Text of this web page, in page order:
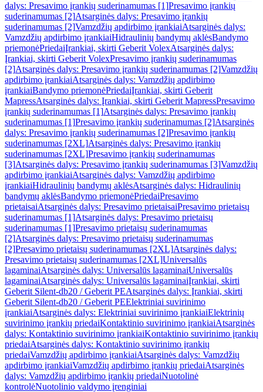
dalys: Presavimo įrankių suderinamumas [1]Presavimo įrankių
suderinamumas [2]Atsarginės dalys: Presavimo įrankių
suderinamumas [2]Vamzdžių apdirbimo įrankiaiAtsarginės dalys:
Vamzdžių apdirbimo įrankiaiHidraulinių bandymų aklėsBandymo
priemonėPriedaiĮrankiai, skirti Geberit VolexAtsarginės dalys:
Įrankiai, skirti Geberit VolexPresavimo įrankių suderinamumas
[2]Atsarginės dalys: Presavimo įrankių suderinamumas [2]Vamzdžių
apdirbimo įrankiaiAtsarginės dalys: Vamzdžių apdirbimo
įrankiaiBandymo priemonėPriedaiĮrankiai, skirti Geberit
MapressAtsarginės dalys: Įrankiai, skirti Geberit MapressPresavimo
įrankių suderinamumas [1]Atsarginės dalys: Presavimo įrankių
suderinamumas [1]Presavimo įrankių suderinamumas [2]Atsarginės
dalys: Presavimo įrankių suderinamumas [2]Presavimo įrankių
suderinamumas [2XL]Atsarginės dalys: Presavimo įrankių
suderinamumas [2XL]Presavimo įrankių suderinamumas
[3]Atsarginės dalys: Presavimo įrankių suderinamumas [3]Vamzdžių
apdirbimo įrankiaiAtsarginės dalys: Vamzdžių apdirbimo
įrankiaiHidraulinių bandymų aklėsAtsarginės dalys: Hidraulinių
bandymų aklėsBandymo priemonėPriedaiPresavimo
prietaisaiAtsarginės dalys: Presavimo prietaisaiPresavimo prietaisų
suderinamumas [1]Atsarginės dalys: Presavimo prietaisų
suderinamumas [1]Presavimo prietaisų suderinamumas
[2]Atsarginės dalys: Presavimo prietaisų suderinamumas
[2]Presavimo prietaisų suderinamumas [2XL]Atsarginės dalys:
Presavimo prietaisų suderinamumas [2XL]Universalūs
lagaminaiAtsarginės dalys: Universalūs lagaminaiUniversalūs
lagaminaiAtsarginės dalys: Universalūs lagaminaiĮrankiai, skirti
Geberit Silent-db20 / Geberit PEAtsarginės dalys: Įrankiai, skirti
Geberit Silent-db20 / Geberit PEElektriniai suvirinimo
įrankiaiAtsarginės dalys: Elektriniai suvirinimo įrankiaiElektrinių
suvirinimo įrankių priedaiKontaktinio suvirinimo įrankiaiAtsarginės
dalys: Kontaktinio suvirinimo įrankiaiKontaktinio suvirinimo įrankių
priedaiAtsarginės dalys: Kontaktinio suvirinimo įrankių
priedaiVamzdžių apdirbimo įrankiaiAtsarginės dalys: Vamzdžių
apdirbimo įrankiaiVamzdžių apdirbimo įrankių priedaiAtsarginės
dalys: Vamzdžių apdirbimo įrankių priedaiNuotolinė
kontrolėNuotolinio valdymo įrenginiai